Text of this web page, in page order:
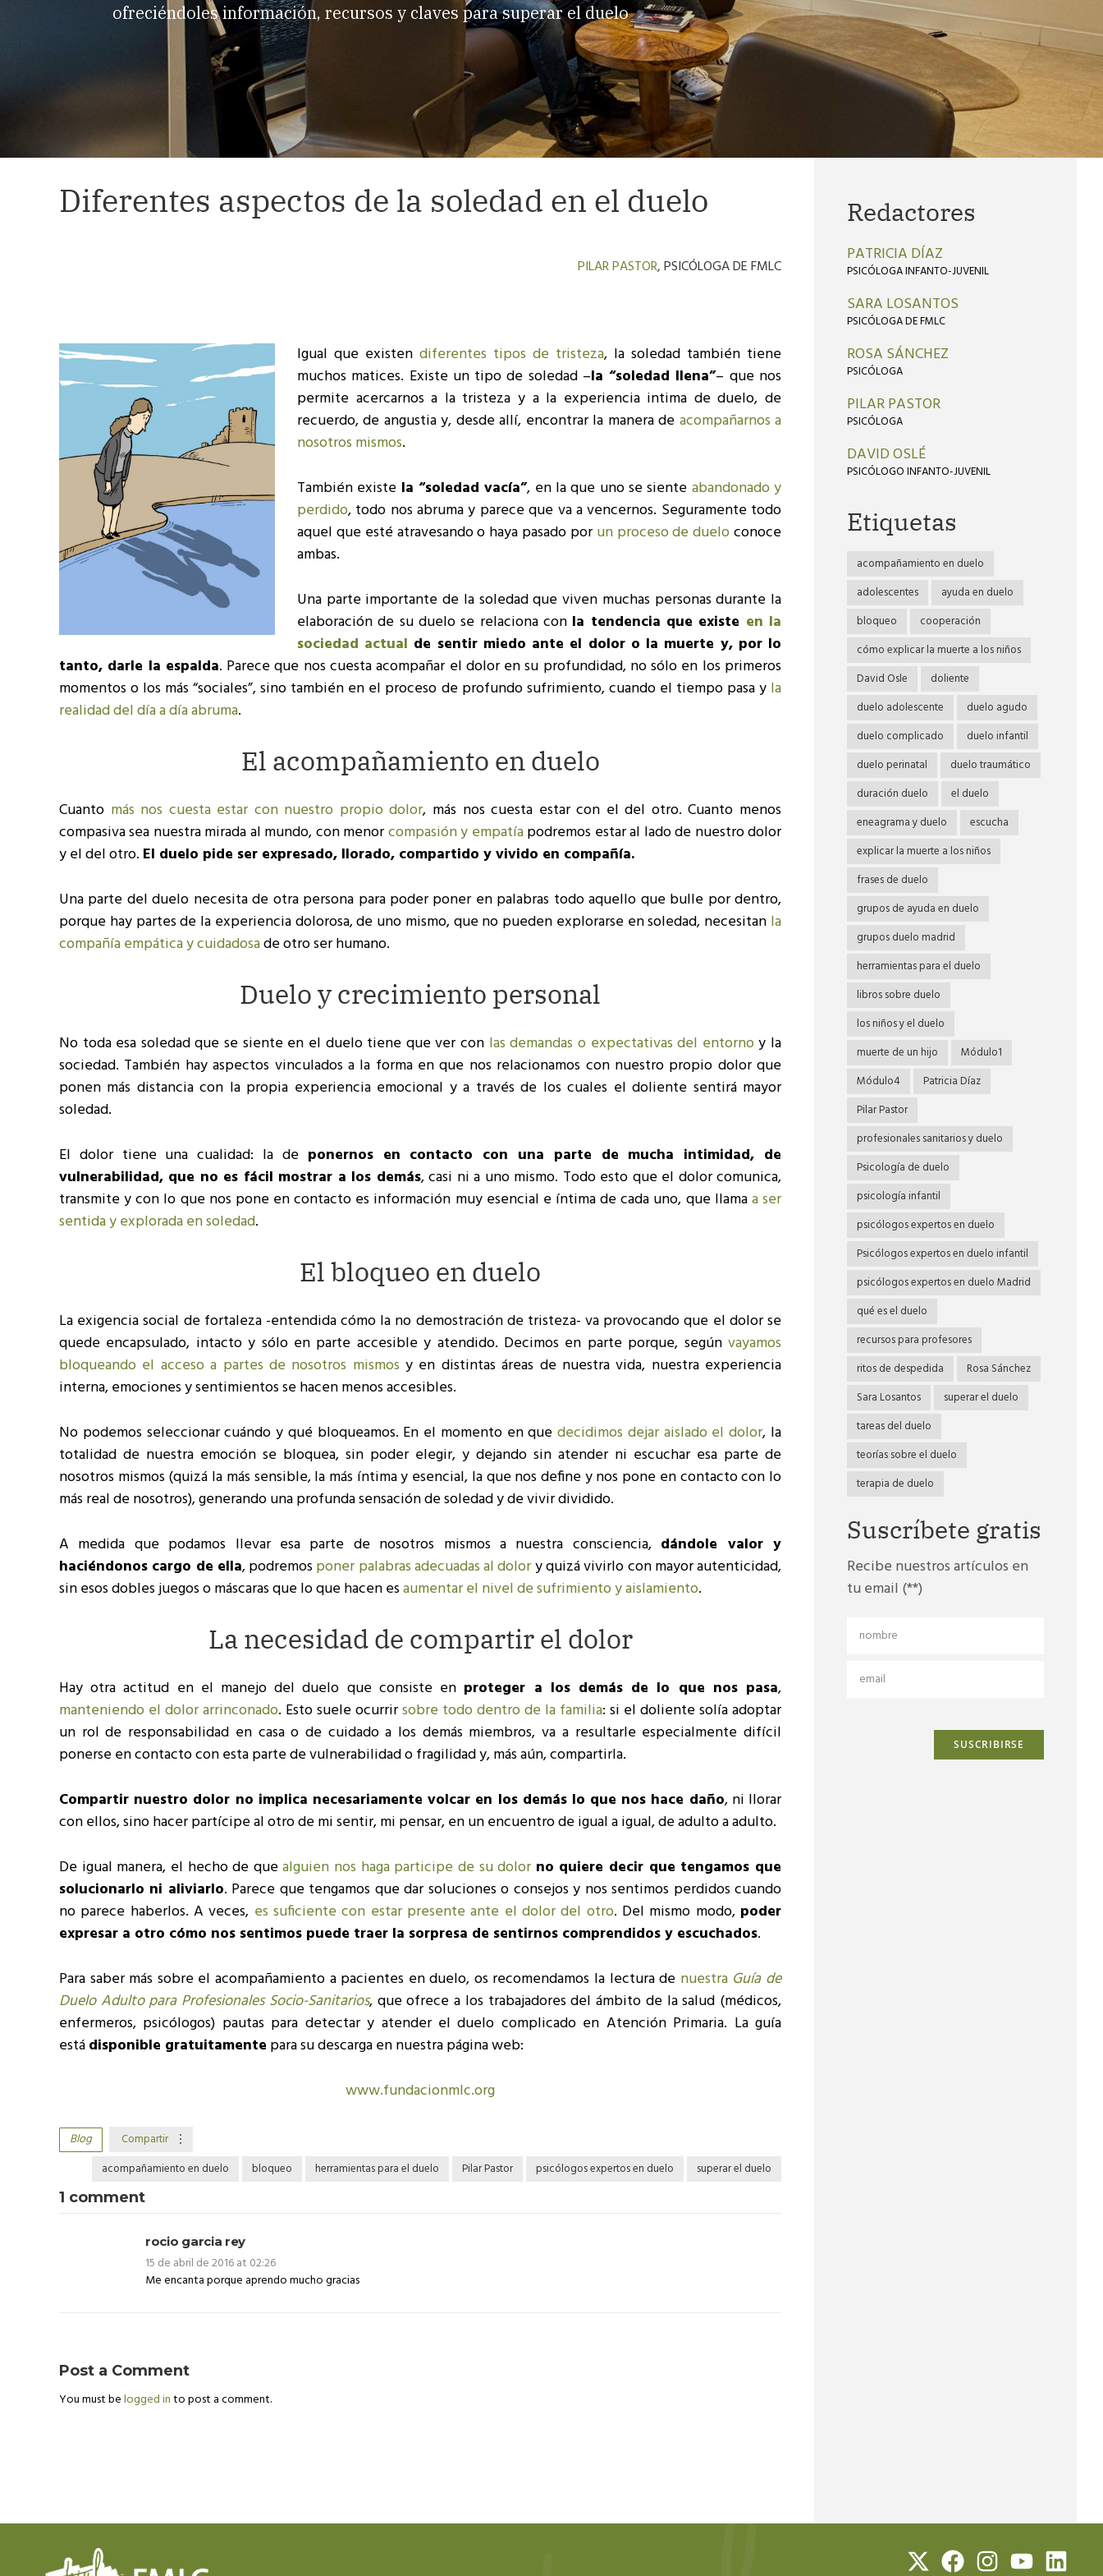
ofreciéndoles información, recursos y claves para superar el duelo
Diferentes aspectos de la soledad en el duelo
PILAR PASTOR, PSICÓLOGA DE FMLC
Igual que existen diferentes tipos de tristeza, la soledad también tiene
muchos matices. Existe un tipo de soledad –la “soledad llena”– que nos
permite acercarnos a la tristeza y a la experiencia intima de duelo, de
recuerdo, de angustia y, desde allí, encontrar la manera de acompañarnos a
nosotros mismos.
También existe la “soledad vacía”, en la que uno se siente abandonado y
perdido, todo nos abruma y parece que va a vencernos. Seguramente todo
aquel que esté atravesando o haya pasado porun proceso de dueloconoce
ambas.
Una parte importante de la soledad que viven muchas personas durante la
elaboración de su duelo se relaciona con la tendencia que existe en la
sociedad actual de sentir miedo ante el dolor o la muerte y, por lo
tanto, darle la espalda. Parece que nos cuesta acompañar el dolor en su profundidad, no sólo en los primeros
momentos o los más “sociales”, sino también en el proceso de profundo sufrimiento, cuando el tiempo pasa yla
realidad del día a día abruma.
El acompañamiento en duelo
Cuanto más nos cuesta estar con nuestro propio dolor, más nos cuesta estar con el del otro. Cuanto menos
compasiva sea nuestra mirada al mundo, con menorcompasión y empatíapodremos estar al lado de nuestro dolor
y el del otro. El duelo pide ser expresado, llorado, compartido y vivido en compañía.
Una parte del duelo necesita de otra persona para poder poner en palabras todo aquello que bulle por dentro,
porque hay partes de la experiencia dolorosa, de uno mismo, que no pueden explorarse en soledad, necesitan la
compañía empática y cuidadosade otro ser humano.
Duelo y crecimiento personal
No toda esa soledad que se siente en el duelo tiene que ver con las demandas o expectativas del entornoy la
sociedad. También hay aspectos vinculados a la forma en que nos relacionamos con nuestro propio dolor que
ponen más distancia con la propia experiencia emocional y a través de los cuales el doliente sentirá mayor
soledad.
El dolor tiene una cualidad: la de ponernos en contacto con una parte de mucha intimidad, de
vulnerabilidad, que no es fácil mostrar a los demás, casi ni a uno mismo. Todo esto que el dolor comunica,
transmite y con lo que nos pone en contacto es información muy esencial e íntima de cada uno, que llamaa ser
sentida y explorada en soledad.
El bloqueo en duelo
La exigencia social de fortaleza -entendida cómo la no demostración de tristeza- va provocando que el dolor se
quede encapsulado, intacto y sólo en parte accesible y atendido. Decimos en parte porque, según vayamos
bloqueando el acceso a partes de nosotros mismos y en distintas áreas de nuestra vida, nuestra experiencia
interna, emociones y sentimientos se hacen menos accesibles.
No podemos seleccionar cuándo y qué bloqueamos. En el momento en quedecidimos dejar aislado el dolor, la
totalidad de nuestra emoción se bloquea, sin poder elegir, y dejando sin atender ni escuchar esa parte de
nosotros mismos (quizá la más sensible, la más íntima y esencial, la que nos define y nos pone en contacto con lo
más real de nosotros), generando una profunda sensación de soledad y de vivir dividido.
A medida que podamos llevar esa parte de nosotros mismos a nuestra consciencia, dándole valor y
haciéndonos cargo de ella, podremosponer palabras adecuadas al dolory quizá vivirlo con mayor autenticidad,
sin esos dobles juegos o máscaras que lo que hacen esaumentar el nivel de sufrimiento y aislamiento.
La necesidad de compartir el dolor
Hay otra actitud en el manejo del duelo que consiste en proteger a los demás de lo que nos pasa,
manteniendo el dolor arrinconado. Esto suele ocurrirsobre todo dentro de la familia: si el doliente solía adoptar
un rol de responsabilidad en casa o de cuidado a los demás miembros, va a resultarle especialmente difícil
ponerse en contacto con esta parte de vulnerabilidad o fragilidad y, más aún, compartirla.
Compartir nuestro dolor no implica necesariamente volcar en los demás lo que nos hace daño, ni llorar
con ellos, sino hacer partícipe al otro de mi sentir, mi pensar, en un encuentro de igual a igual, de adulto a adulto.
De igual manera, el hecho de quealguien nos haga participe de su dolor no quiere decir que tengamos que
solucionarlo ni aliviarlo. Parece que tengamos que dar soluciones o consejos y nos sentimos perdidos cuando
no parece haberlos. A veces, es suficiente con estar presente ante el dolor del otro. Del mismo modo, poder
expresar a otro cómo nos sentimos puede traer la sorpresa de sentirnos comprendidos y escuchados.
Para saber más sobre el acompañamiento a pacientes en duelo, os recomendamos la lectura de nuestra Guía de
Duelo Adulto para Profesionales Socio-Sanitarios, que ofrece a los trabajadores del ámbito de la salud (médicos,
enfermeros, psicólogos) pautas para detectar y atender el duelo complicado en Atención Primaria. La guía
estádisponible gratuitamente para su descarga en nuestra página web:
www.fundacionmlc.org
Blog
Compartir
acompañamiento en duelo
bloqueo herramientas para el duelo Pilar Pastor psicólogos expertos en duelo superar el duelo
1 comment
rocio garcia rey
15 de abril de 2016 at 02:26
Me encanta porque aprendo mucho gracias
Post a Comment
You must belogged into post a comment.
Redactores
PATRICIA DÍAZ
PSICÓLOGA INFANTO-JUVENIL
SARA LOSANTOS
PSICÓLOGA DE FMLC
ROSA SÁNCHEZ
PSICÓLOGA
PILAR PASTOR
PSICÓLOGA
DAVID OSLÉ
PSICÓLOGO INFANTO-JUVENIL
Etiquetas
acompañamiento en duelo
adolescentes
ayuda en duelo
bloqueo
cooperación
cómo explicar la muerte a los niños
David Osle
doliente
duelo adolescente
duelo agudo
duelo complicado
duelo infantil
duelo perinatal
duelo traumático
duración duelo
el duelo
eneagrama y duelo
escucha
explicar la muerte a los niños
frases de duelo
grupos de ayuda en duelo
grupos duelo madrid
herramientas para el duelo
libros sobre duelo
los niños y el duelo
muerte de un hijo
Módulo1
Módulo4
Patricia Díaz
Pilar Pastor
profesionales sanitarios y duelo
Psicología de duelo
psicología infantil
psicólogos expertos en duelo
Psicólogos expertos en duelo infantil
psicólogos expertos en duelo Madrid
qué es el duelo
recursos para profesores
ritos de despedida
Rosa Sánchez
Sara Losantos
superar el duelo
tareas del duelo
teorías sobre el duelo
terapia de duelo
Suscríbete gratis
Recibe nuestros artículos en
tu email (**)